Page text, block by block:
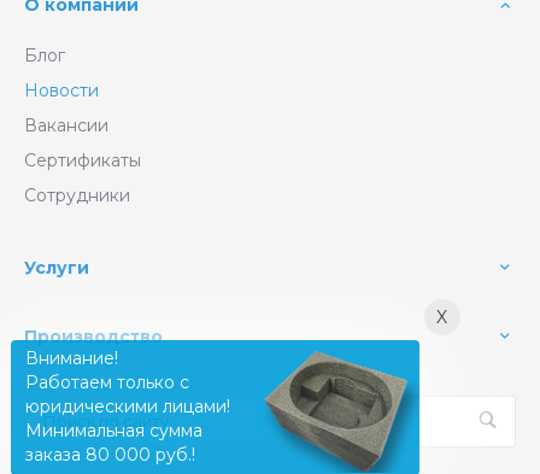
Блог
Новости
Вакансии
Сертификаты
Сотрудники
Услуги
Производство
X
Внимание!
Работаем только с
юридическими лицами!
Минимальная сумма
заказа 80 000 руб.!